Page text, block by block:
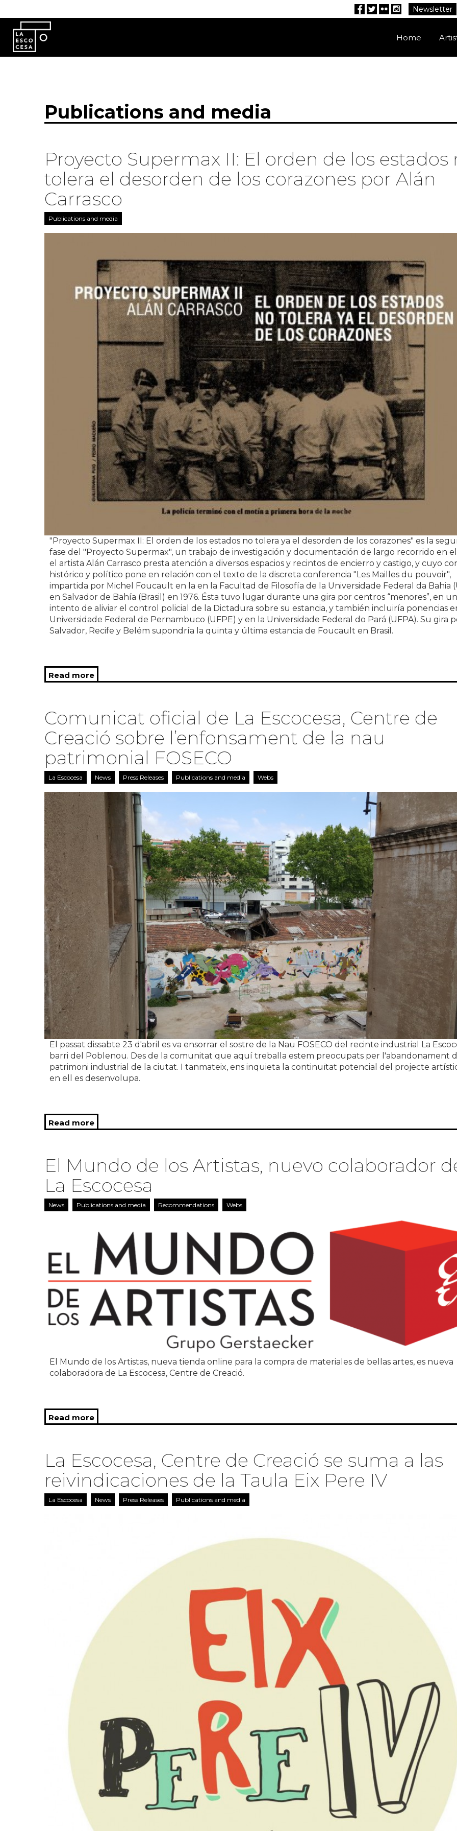
Newsletter
Facebook
Twitter
FlickrInstagram
Home
Publications and media
Proyecto Supermax II: El orden de los estados
tolera el desorden de los corazones por Alán
Carrasco
Publications and media
"Proyecto Supermax II: El orden de los estados no tolera ya el desorden de los corazones" es la
fase del "Proyecto Supermax", un trabajo de investigación y documentación de largo recorrido en
el artista Alán Carrasco presta atención a diversos espacios y recintos de encierro y castigo, y cuyo
histórico y político pone en relación con el texto de la discreta conferencia "Les Mailles du pouvoir",
impartida por Michel Foucault en la en la Facultad de Filosofía de la Universidade Federal da Bahia
en Salvador de Bahía (Brasil) en 1976. Ésta tuvo lugar durante una gira por centros “menores”, en un
intento de aliviar el control policial de la Dictadura sobre su estancia, y también incluiría ponencias
Universidade Federal de Pernambuco (UFPE) y en la Universidade Federal do Pará (UFPA). Su gira
Salvador, Recife y Belém supondría la quinta y última estancia de Foucault en Brasil.
Read more
Comunicat oficial de La Escocesa, Centre de
Creació sobre l’enfonsament de la nau
patrimonial FOSECO
La Escocesa News Press Releases Publications and media Webs
El passat dissabte 23 d'abril es va ensorrar el sostre de la Nau FOSECO del recinte industrial La
barri del Poblenou. Des de la comunitat que aquí treballa estem preocupats per l'abandonament
patrimoni industrial de la ciutat. I tanmateix, ens inquieta la continuïtat potencial del projecte
en ell es desenvolupa.
Read more
patrimonial FOSECO
El Mundo de los Artistas, nuevo colaborador
La Escocesa
News Publications and media Recommendations Webs
El Mundo de los Artistas, nueva tienda online para la compra de materiales de bellas artes, es nueva
colaboradora de La Escocesa, Centre de Creació.
Read more
La Escocesa, Centre de Creació se suma a las
reivindicaciones de la Taula Eix Pere IV
La Escocesa News Press Releases Publications and media